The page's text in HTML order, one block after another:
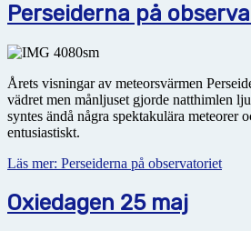
Perseiderna på
Årets visningar av meteorsvärmen
vädret men månljuset gjorde natthimlen
syntes ändå några spektakulära meteorer
entusiastiskt.
Läs mer: Perseiderna på observatoriet
Oxiedagen 25 maj